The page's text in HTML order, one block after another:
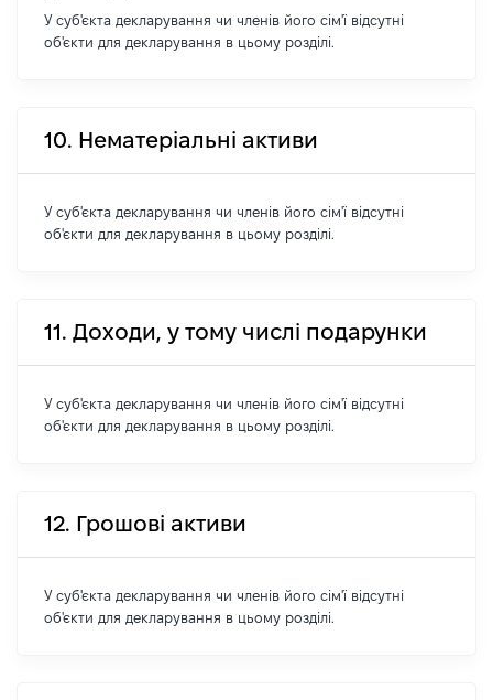
У суб'єкта декларування чи членів його сім'ї відсутні
об'єкти для декларування в цьому розділі.
10. Нематеріальні активи
У суб'єкта декларування чи членів його сім'ї відсутні
об'єкти для декларування в цьому розділі.
11. Доходи, у тому числі подарунки
У суб'єкта декларування чи членів його сім'ї відсутні
об'єкти для декларування в цьому розділі.
12. Грошові активи
У суб'єкта декларування чи членів його сім'ї відсутні
об'єкти для декларування в цьому розділі.